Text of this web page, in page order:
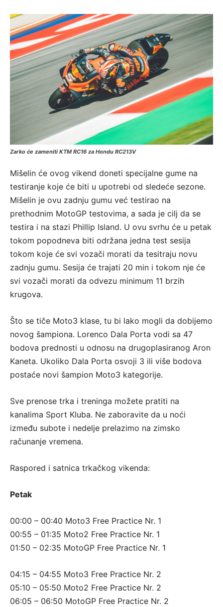
Zarko će zameniti KTM RC16 za Hondu RC213V
Mišelin će ovog vikend doneti specijalne gume na
testiranje koje će biti u upotrebi od sledeće sezone.
Mišelin je ovu zadnju gumu već testirao na
prethodnim MotoGP testovima, a sada je cilj da se
testira i na stazi Phillip Island. U ovu svrhu će u petak
tokom popodneva biti održana jedna test sesija
tokom koje će svi vozači morati da tesitraju novu
zadnju gumu. Sesija će trajati 20 min i tokom nje će
svi vozači morati da odvezu minimum 11 brzih
krugova.
Što se tiče Moto3 klase, tu bi lako mogli da dobijemo
novog šampiona. Lorenco Dala Porta vodi sa 47
bodova prednosti u odnosu na drugoplasiranog Aron
Kaneta. Ukoliko Dala Porta osvoji 3 ili više bodova
postaće novi šampion Moto3 kategorije.
Sve prenose trka i treninga možete pratiti na
kanalima Sport Kluba. Ne zaboravite da u noći
između subote i nedelje prelazimo na zimsko
računanje vremena.
Raspored i satnica trkačkog vikenda:
Petak
00:00 – 00:40 Moto3 Free Practice Nr. 1
00:55 – 01:35 Moto2 Free Practice Nr. 1
01:50 – 02:35 MotoGP Free Practice Nr. 1
04:15 – 04:55 Moto3 Free Practice Nr. 2
05:10 – 05:50 Moto2 Free Practice Nr. 2
06:05 – 06:50 MotoGP Free Practice Nr. 2